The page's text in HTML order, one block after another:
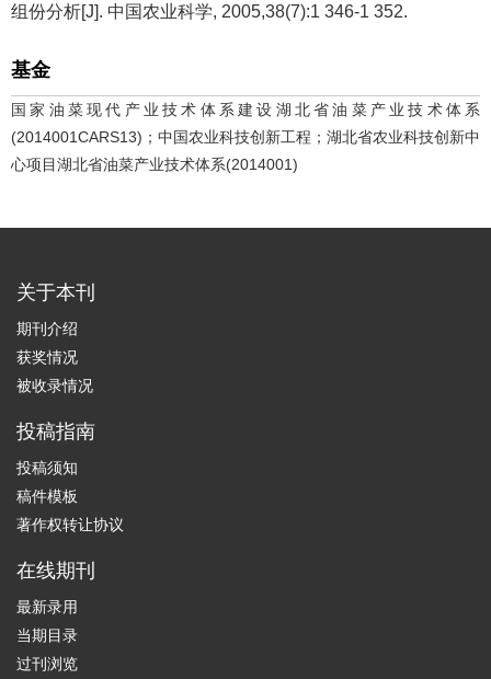
组份分析[J]. 中国农业科学, 2005,38(7):1 346-1 352.
基金
国家油菜现代产业技术体系建设湖北省油菜产业技术体系
(2014001CARS13)；中国农业科技创新工程；湖北省农业科技创新中
心项目湖北省油菜产业技术体系(2014001)
关于本刊
期刊介绍
获奖情况
被收录情况
投稿指南
投稿须知
稿件模板
著作权转让协议
在线期刊
最新录用
当期目录
过刊浏览